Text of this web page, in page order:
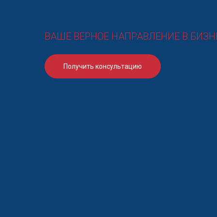
ВАШЕ ВЕРНОЕ НАПРАВЛЕНИЕ В
Получить консультацию